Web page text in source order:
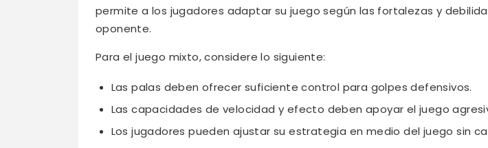
permite a los jugadores adaptar su juego según las fortalezas y
oponente.
Para el juego mixto, considere lo siguiente:
Las palas deben ofrecer suficiente control para golpes defensivos.
Las capacidades de velocidad y efecto deben apoyar el juego
Los jugadores pueden ajustar su estrategia en medio del juego sin